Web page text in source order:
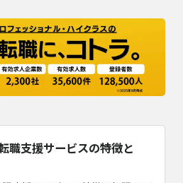
職支援サービスの特徴と